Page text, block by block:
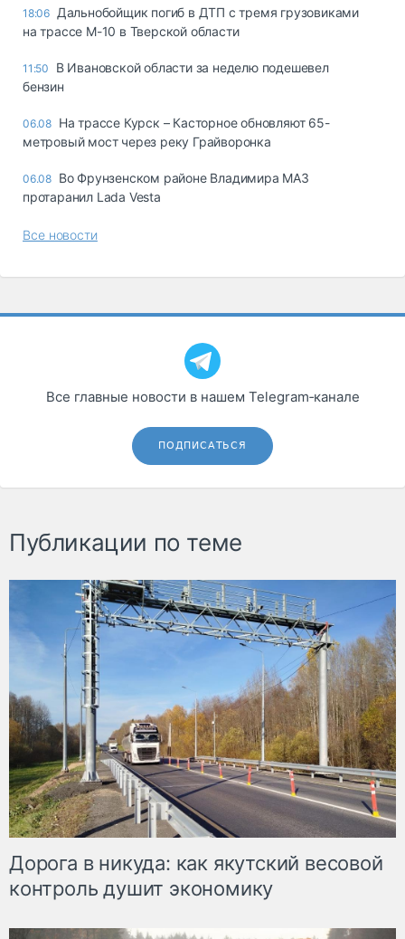
18:06 Дальнобойщик погиб в ДТП с тремя грузовиками
на трассе М-10 в Тверской области
11:50
В Ивановской области за неделю подешевел
бензин
06.08 На трассе Курск – Касторное обновляют 65-
метровый мост через реку Грайворонка
06.08 Во Фрунзенском районе Владимира МАЗ
протаранил Lada Vesta
Все новости
Все главные новости в нашем Telegram‑канале
ПОДПИСАТЬСЯ
Публикации по теме
Дорога в никуда: как якутский весовой
контроль душит экономику